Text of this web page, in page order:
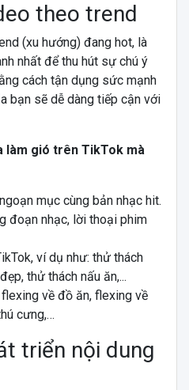
theo trend
(xu hướng) đang hot, là
nhất để thu hút sự chú ý
cách tận dụng sức mạnh
bạn sẽ dễ dàng tiếp cận với
làm gió trên TikTok mà
mục cùng bản nhạc hit.
đoạn nhạc, lời thoại phim
ví dụ như: thử thách
thử thách nấu ăn,...
về đồ ăn, flexing về
cưng,…
triển nội dung